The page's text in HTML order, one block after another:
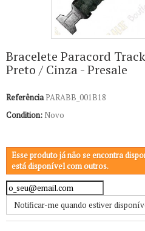
Bracelete Paracord
Preto / Cinza - Presale
Referência PARABB_001B18
Condition: Novo
Esse produto já não se encontra
está disponível com outros.
Notificar-me quando estiver